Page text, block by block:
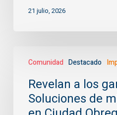
están21 julio, 2026
Comunidad Destacado
ganadores
Soluciones
Revelan a los
Soluciones de